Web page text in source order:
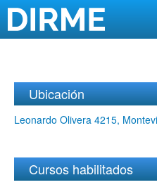
Ubicación
Leonardo Olivera 4215,
Cursos habilitados